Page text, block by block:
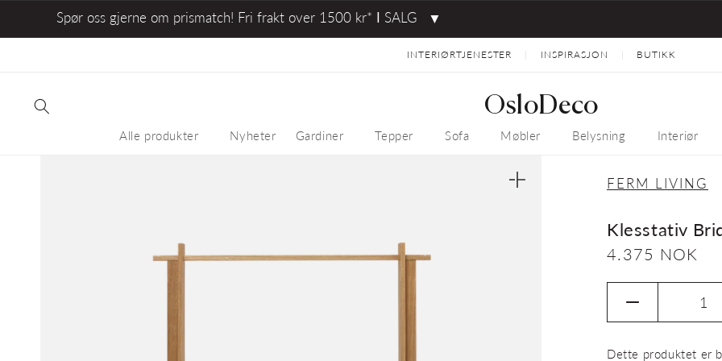
Spør oss gjerne om prismatch! Fri frakt over 1500 kr* ⅼ SALG ▼
INTERIØRTJENESTER INSPIRASJON BUTIKK
OsloDeco
Alle produkter Nyheter Gardiner Tepper Sofa Møbler Belysning Interiør
Åpne
FERM LIVING
Klesstativ
Vanlig
pris
4.375 NOK
antallet
Dette produktet er